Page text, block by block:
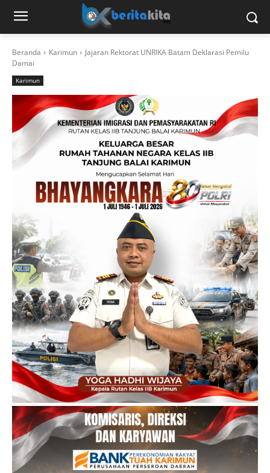
Beranda Karimun
Jajaran Rektorat UNRIKA Batam Deklarasi Pemilu
Damai
Karimun